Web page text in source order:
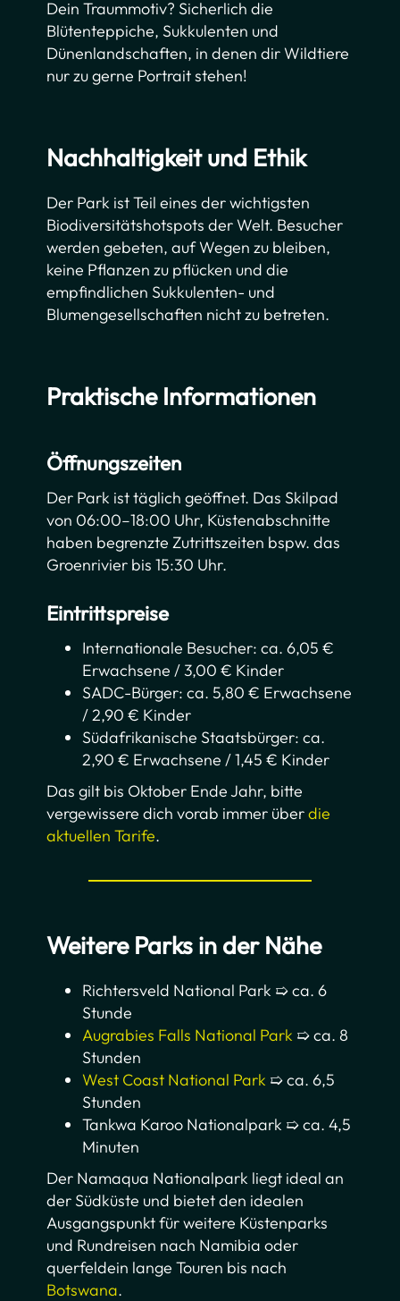
Dein Traummotiv? Sicherlich die
Blütenteppiche, Sukkulenten und
Dünenlandschaften, in denen dir Wildtiere
nur zu gerne Portrait stehen!
Nachhaltigkeit und Ethik
Der Park ist Teil eines der wichtigsten
Biodiversitätshotspots der Welt. Besucher
werden gebeten, auf Wegen zu bleiben,
keine Pflanzen zu pflücken und die
empfindlichen Sukkulenten- und
Blumengesellschaften nicht zu betreten.
Praktische Informationen
Öffnungszeiten
Der Park ist täglich geöffnet. Das Skilpad
von 06:00–18:00 Uhr, Küstenabschnitte
haben begrenzte Zutrittszeiten bspw. das
Groenrivier bis 15:30 Uhr.
Eintrittspreise
Internationale Besucher: ca. 6,05 €
Erwachsene / 3,00 € Kinder
SADC-Bürger: ca. 5,80 € Erwachsene
/ 2,90 € Kinder
Südafrikanische Staatsbürger: ca.
2,90 € Erwachsene / 1,45 € Kinder
Das gilt bis Oktober Ende Jahr, bitte
vergewissere dich vorab immer überdie
aktuellen Tarife.
Weitere Parks in der Nähe
Richtersveld National Park ➯ ca. 6
Stunde
Augrabies Falls National Park ➯ ca. 8
Stunden
West Coast National Park ➯ ca. 6,5
Stunden
Tankwa Karoo Nationalpark ➯ ca. 4,5
Minuten
Der Namaqua Nationalpark liegt ideal an
der Südküste und bietet den idealen
Ausgangspunkt für weitere Küstenparks
und Rundreisen nach Namibia oder
querfeldein lange Touren bis nach
Botswana.